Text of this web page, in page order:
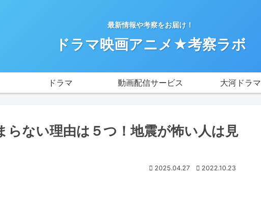
最新情報や考察をお届け！
ドラマ映画アニメ★考察ラボ
ドラマ 動画配信サービス 大河ドラマ
らない理由は５つ！地震が怖い人は見
2025.04.27 2022.10.23